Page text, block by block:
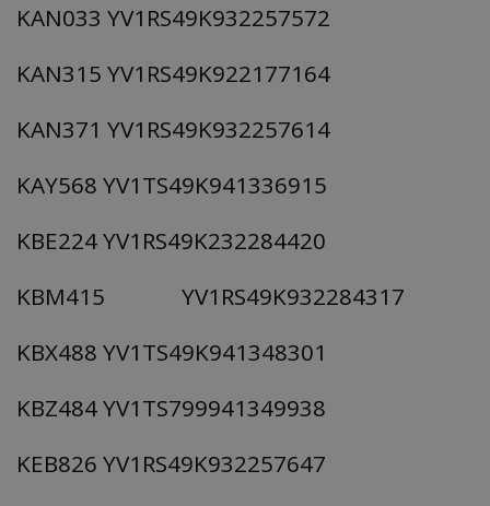
KAN033 YV1RS49K932257572
KAN315 YV1RS49K922177164
KAN371 YV1RS49K932257614
KAY568 YV1TS49K941336915
KBE224 YV1RS49K232284420
KBM415 YV1RS49K932284317
KBX488 YV1TS49K941348301
KBZ484 YV1TS799941349938
KEB826 YV1RS49K932257647